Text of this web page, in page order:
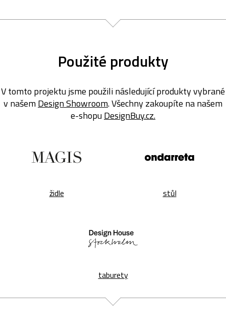
Použité produkty
V tomto projektu jsme použili následující produkty vybrané
v našemDesign Showroom. Všechny zakoupíte na našem
e-shopuDesignBuy.cz.
židle stůl
taburety